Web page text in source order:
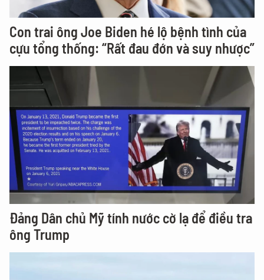
Con trai ông Joe Biden hé lộ bệnh tình của
cựu tổng thống: “Rất đau đớn và suy nhược”
Đảng Dân chủ Mỹ tính nước cờ lạ để điều tra
ông Trump